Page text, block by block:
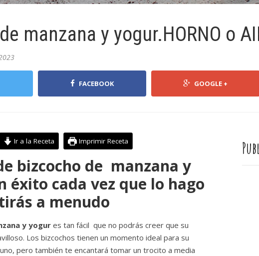
manzana y yogur.HORNO o
FACEBOOK GOOGLE +
Ir a la Receta Imprimir Receta
bizcocho de manzana y
éxito cada vez que lo hago
a menudo
y yogur es tan fácil que no podrás creer que su
Los bizcochos tienen un momento ideal para su
pero también te encantará tomar un trocito a media